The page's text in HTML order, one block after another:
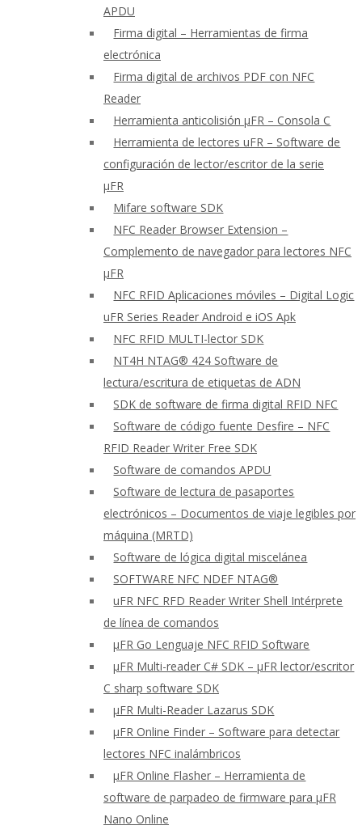
APDU
Firma digital – Herramientas de firma
electrónica
Firma digital de archivos PDF con NFC
Reader
Herramienta anticolisión μFR – Consola C
Herramienta de lectores uFR – Software de
configuración de lector/escritor de la serie
μFR
Mifare software SDK
NFC Reader Browser Extension –
Complemento de navegador para lectores NFC
μFR
NFC RFID Aplicaciones móviles – Digital Logic
uFR Series Reader Android e iOS Apk
NFC RFID MULTI-lector SDK
NT4H NTAG® 424 Software de
lectura/escritura de etiquetas de ADN
SDK de software de firma digital RFID NFC
Software de código fuente Desfire – NFC
RFID Reader Writer Free SDK
Software de comandos APDU
Software de lectura de pasaportes
electrónicos – Documentos de viaje legibles por
máquina (MRTD)
Software de lógica digital miscelánea
SOFTWARE NFC NDEF NTAG®
uFR NFC RFD Reader Writer Shell Intérprete
de línea de comandos
μFR Go Lenguaje NFC RFID Software
μFR Multi-reader C# SDK – μFR lector/escritor
C sharp software SDK
μFR Multi-Reader Lazarus SDK
μFR Online Finder – Software para detectar
lectores NFC inalámbricos
μFR Online Flasher – Herramienta de
software de parpadeo de firmware para μFR
Nano Online